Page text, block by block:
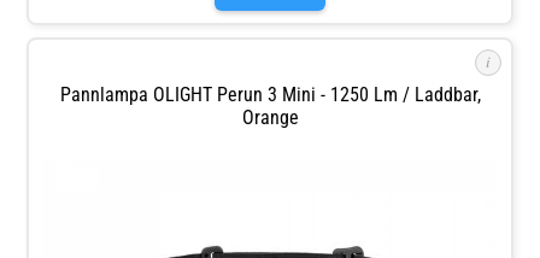
i
Pannlampa OLIGHT Perun 3 Mini - 1250 Lm / Laddbar,
Orange